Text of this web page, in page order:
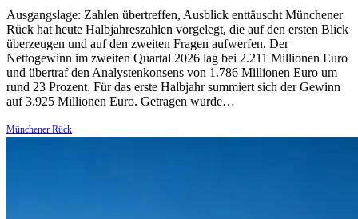
Ausgangslage: Zahlen übertreffen, Ausblick enttäuscht Münchener
Rück hat heute Halbjahreszahlen vorgelegt, die auf den ersten Blick
überzeugen und auf den zweiten Fragen aufwerfen. Der
Nettogewinn im zweiten Quartal 2026 lag bei 2.211 Millionen Euro
und übertraf den Analystenkonsens von 1.786 Millionen Euro um
rund 23 Prozent. Für das erste Halbjahr summiert sich der Gewinn
auf 3.925 Millionen Euro. Getragen wurde…
Münchener Rück